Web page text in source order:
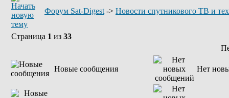
Форум Sat-Digest -> Новости спутникового ТВ и
Страница 1 из 33
Новые сообщения Нет